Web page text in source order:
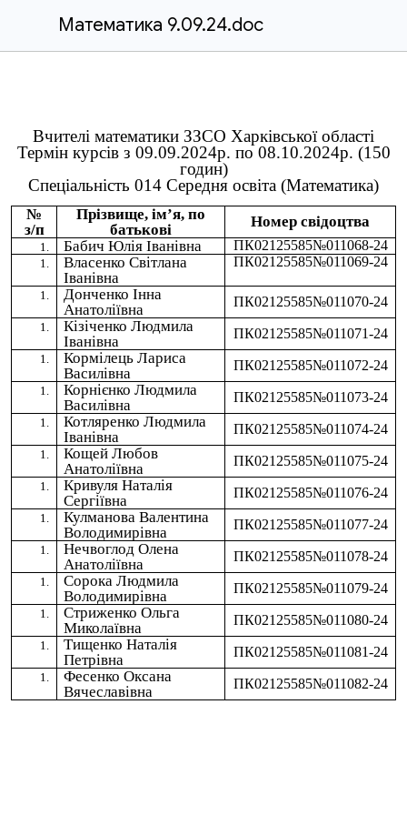
Математика 9.09.24.doc
Вчителі математики ЗЗСО Харківської області
Термін курсів з 09.09.2024р. по 08.10.2024р. (150
годин)
Спеціальність 014 Середня освіта (Математика)
№
з/п
Прізвище, ім’я, по
батькові
Номер свідоцтва
Бабич Юлія Іванівна
ПК02125585№011068-24
Власенко Світлана
Іванівна
ПК02125585№011069-24
Донченко Інна
Анатоліївна
ПК02125585№011070-24
Кізіченко Людмила
Іванівна
ПК02125585№011071-24
Кормілець Лариса
Василівна
ПК02125585№011072-24
Корнієнко Людмила
Василівна
ПК02125585№011073-24
Котляренко Людмила
Іванівна
ПК02125585№011074-24
Кощей Любов
Анатоліївна
ПК02125585№011075-24
Кривуля Наталія
Сергіївна
ПК02125585№011076-24
Кулманова Валентина
Володимирівна
ПК02125585№011077-24
Нечвоглод Олена
Анатоліївна
ПК02125585№011078-24
Сорока Людмила
Володимирівна
ПК02125585№011079-24
Стриженко Ольга
Миколаївна
ПК02125585№011080-24
Тищенко Наталія
Петрівна
ПК02125585№011081-24
Фесенко Оксана
Вячеславівна
ПК02125585№011082-24